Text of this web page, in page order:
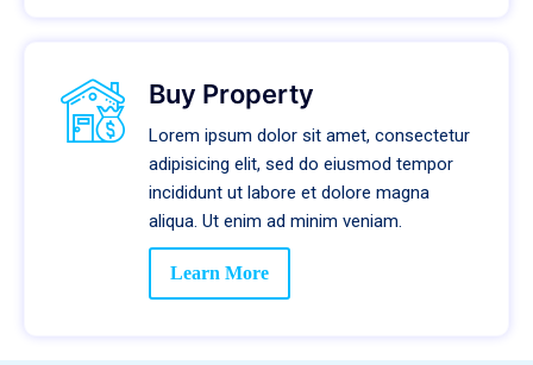
Buy Property
Lorem ipsum dolor sit amet, consectetur
adipisicing elit, sed do eiusmod tempor
incididunt ut labore et dolore magna
aliqua. Ut enim ad minim veniam.
Learn More